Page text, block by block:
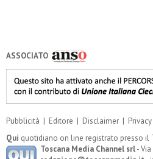
ASSOCIATO
Pubblicità | Editore | Disclaimer | Privacy
Qui quotidiano on line registrato presso
Toscana Media Channel srl-